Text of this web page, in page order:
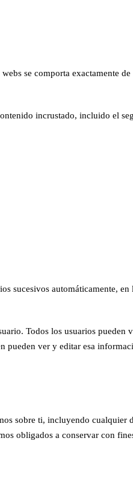
se comporta exactamente de
incrustado, incluido el
sucesivos automáticamente, en
Todos los usuarios pueden
pueden ver y editar esa
sobre ti, incluyendo cualquier
obligados a conservar con